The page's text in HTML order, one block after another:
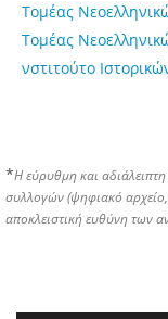
Τομέας
Τομέας
νστιτούτο
*Η εύρυθμη και
συλλογών (ψηφιακό αρχείο,
αποκλειστική ευθύνη των